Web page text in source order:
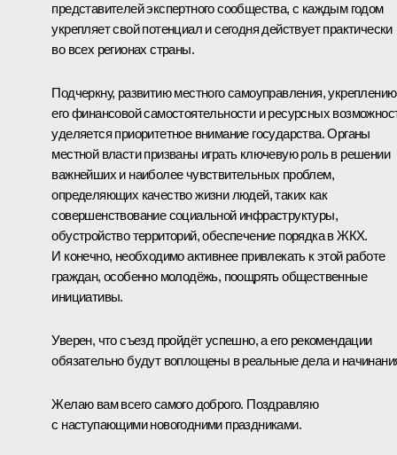
представителей экспертного сообщества, с каждым годом
укрепляет свой потенциал и сегодня действует практически
во всех регионах страны.
Подчеркну, развитию местного самоуправления, укреплению
его финансовой самостоятельности и ресурсных
уделяется приоритетное внимание государства. Органы
местной власти призваны играть ключевую роль в решении
важнейших и наиболее чувствительных проблем,
определяющих качество жизни людей, таких как
совершенствование социальной инфраструктуры,
обустройство территорий, обеспечение порядка в ЖКХ.
И конечно, необходимо активнее привлекать к этой работе
граждан, особенно молодёжь, поощрять общественные
инициативы.
Уверен, что съезд пройдёт успешно, а его рекомендации
обязательно будут воплощены в реальные дела и
Желаю вам всего самого доброго. Поздравляю
с наступающими новогодними праздниками.